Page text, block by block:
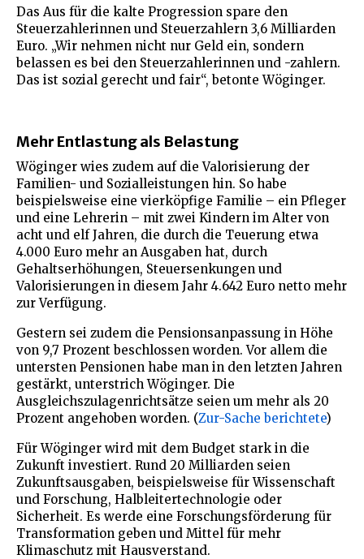
Das Aus für die kalte Progression spare den
Steuerzahlerinnen und Steuerzahlern 3,6 Milliarden
Euro. „Wir nehmen nicht nur Geld ein, sondern
belassen es bei den Steuerzahlerinnen und -zahlern.
Das ist sozial gerecht und fair“, betonte Wöginger.
Mehr Entlastung als Belastung
Wöginger wies zudem auf die Valorisierung der
Familien- und Sozialleistungen hin. So habe
beispielsweise eine vierköpfige Familie – ein Pfleger
und eine Lehrerin – mit zwei Kindern im Alter von
acht und elf Jahren, die durch die Teuerung etwa
4.000 Euro mehr an Ausgaben hat, durch
Gehaltserhöhungen, Steuersenkungen und
Valorisierungen in diesem Jahr 4.642 Euro netto mehr
zur Verfügung.
Gestern sei zudem die Pensionsanpassung in Höhe
von 9,7 Prozent beschlossen worden. Vor allem die
untersten Pensionen habe man in den letzten Jahren
gestärkt, unterstrich Wöginger. Die
Ausgleichszulagenrichtsätze seien um mehr als 20
Prozent angehoben worden. (Zur-Sache berichtete)
Für Wöginger wird mit dem Budget stark in die
Zukunft investiert. Rund 20 Milliarden seien
Zukunftsausgaben, beispielsweise für Wissenschaft
und Forschung, Halbleitertechnologie oder
Sicherheit. Es werde eine Forschungsförderung für
Transformation geben und Mittel für mehr
Klimaschutz mit Hausverstand.